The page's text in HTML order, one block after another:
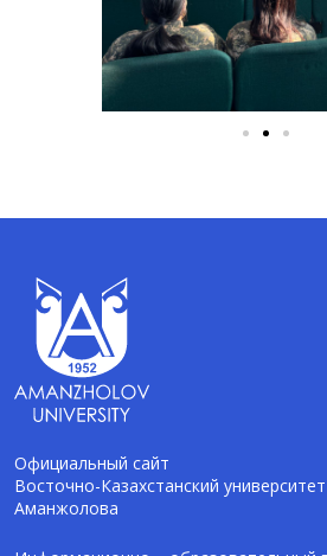
Официальный сайт
Восточно-Казахстанский
Аманжолова